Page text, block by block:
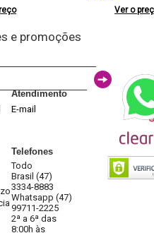
Ver o
e promoções
Atendimento
E-mail
Telefones
Todo
Brasil (47)
3334-8883
Whatsapp (47)
99711-2225
2ª a 6ª das
8:00h às